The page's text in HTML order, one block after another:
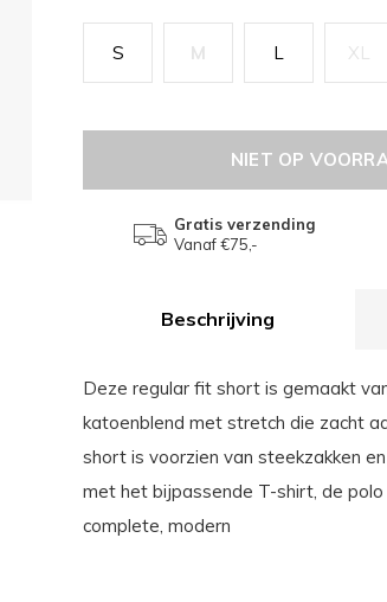
S M L XL
NIET OP
Gratis verzending
Vanaf €75,-
Beschrijving
Deze regular fit short is gemaakt
katoenblend met stretch die zacht
short is voorzien van steekzakken
met het bijpassende T-shirt, de
complete, modern